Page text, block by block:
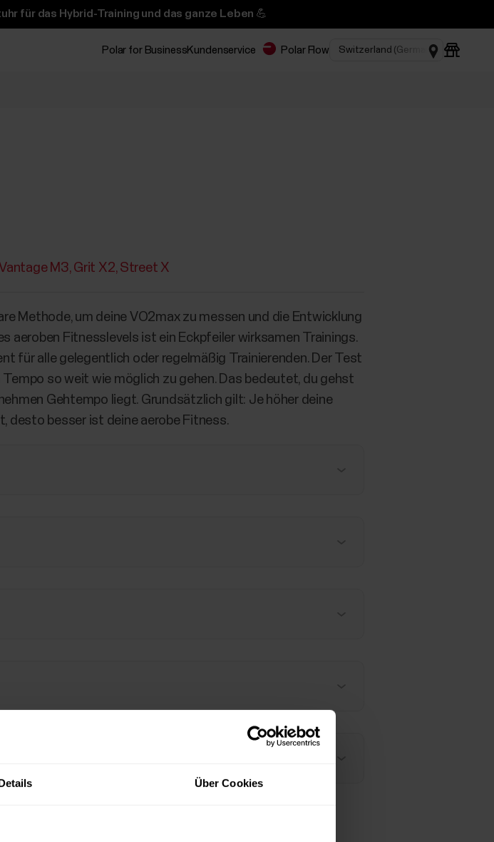
Über Cookies
für das Hybrid-Training und das ganze Leben 💪
Polar for BusinessKundenservice Polar Flow
Vantage M3 Grit X2 Street X
Methode, um deine VO2max zu messen und die Entwicklung
aeroben Fitnesslevels ist ein Eckpfeiler wirksamen Trainings.
für alle gelegentlich oder regelmäßig Trainierenden. Der Test
so weit wie möglich zu gehen. Das bedeutet, du gehst
Gehtempo liegt. Grundsätzlich gilt: Je höher deine
desto besser ist deine aerobe Fitness.